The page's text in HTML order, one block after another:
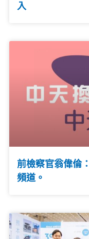
入
前檢察官翁偉倫
頻道。